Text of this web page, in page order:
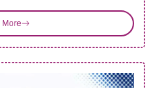
More